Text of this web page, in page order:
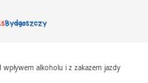
alkoholu i z zakazem jazdy